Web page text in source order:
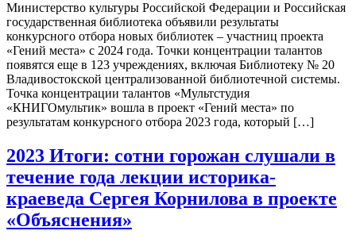
Министерство культуры Российской Федерации и Российская
государственная библиотека объявили результаты
конкурсного отбора новых библиотек – участниц проекта
«Гений места» с 2024 года. Точки концентрации талантов
появятся еще в 123 учреждениях, включая Библиотеку № 20
Владивостокской централизованной библиотечной системы.
Точка концентрации талантов «Мультстудия
«КНИГОмультик» вошла в проект «Гений места» по
результатам конкурсного отбора 2023 года, который […]
2023 Итоги: сотни горожан слушали в
течение года лекции историка-
краеведа Сергея Корнилова в проекте
«Объяснения»